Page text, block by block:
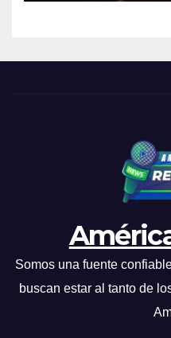
Somos una fuente
buscan estar al tanto de